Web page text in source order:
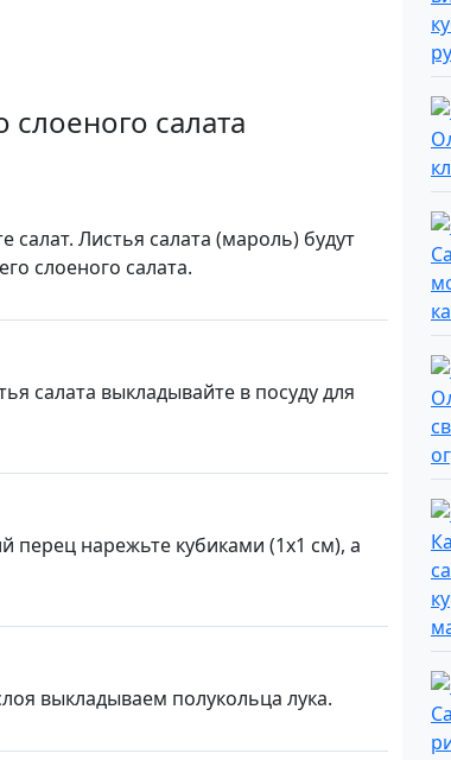
слоеного салата
салат. Листья салата (мароль) будут
слоеного салата.
салата выкладывайте в посуду для
перец нарежьте кубиками (1х1 см), а
выкладываем полукольца лука.